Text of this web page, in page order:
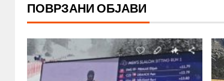
ПОВРЗАНИ ОБЈАВИ